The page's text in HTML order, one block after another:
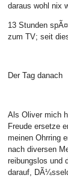
daraus wohl nix
13 Stunden
zum TV; seit
Der Tag danach
Als Oliver mich
Freude ersetze
meinen Ohrring
nach diversen
reibungslos und
darauf,